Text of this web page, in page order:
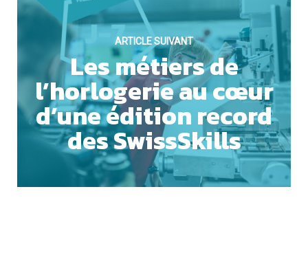
ARTICLE SUIVANT
Les métiers de
l’horlogerie au cœur
d’une édition record
des SwissSkills
ACCEPTER TOUS LES COOKIES
ESSENTIELS UNIQUEMENT